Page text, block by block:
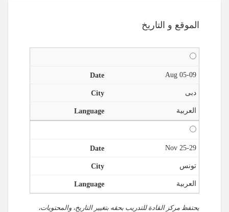
الموقع و التاريخ
05-09 Aug
دبى
العربية
25-29 Nov
تونس
العربية
يحتفظ مركز القادة للتدريب بحقه بتغيير التاريخ، والمحتويات،